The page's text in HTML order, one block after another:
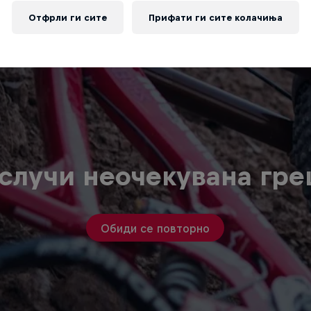
неочекувана
Обиди се повторно
Отфрли ги сите Прифати ги сите колачиња